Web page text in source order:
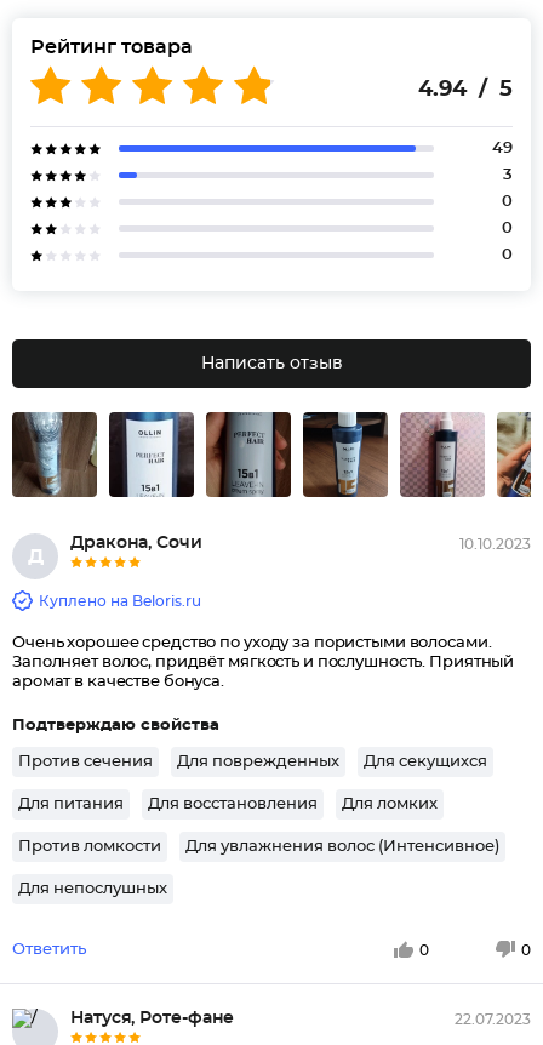
Рейтинг товара
4.94 / 5
49
3
0
0
0
Написать отзыв
Д
Дракона, Сочи 10.10.2023
Куплено на Beloris.ru
Очень хорошее средство по уходу за пористыми волосами.
Заполняет волос, придвёт мягкость и послушность. Приятный
аромат в качестве бонуса.
Подтверждаю свойства
Против сечения Для поврежденных Для секущихся
Для питания Для восстановления Для ломких
Против ломкости Для увлажнения волос (Интенсивное)
Для непослушных
Ответить 0 0
Натуся, Роте-фане 22.07.2023